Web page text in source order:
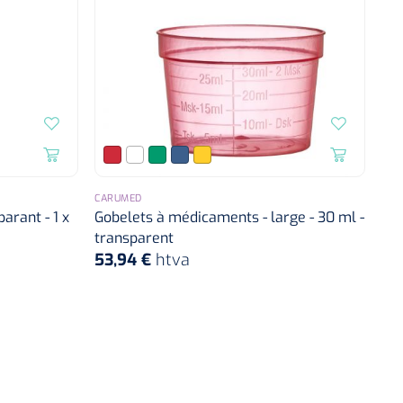
- 1 x
CARUMED
Gobelets à médicaments - large - 30 ml -
transparent
53,94 € htva